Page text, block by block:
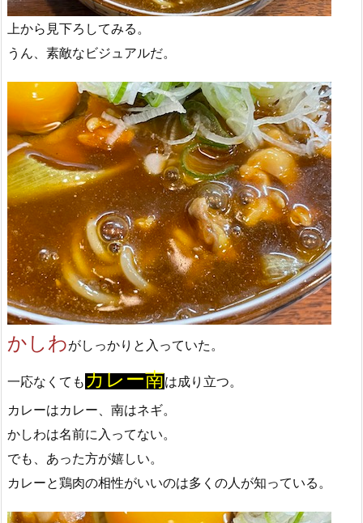
上から見下ろしてみる。
うん、素敵なビジュアルだ。
かしわがしっかりと入っていた。
一応なくてもカレー南は成り立つ。
カレーはカレー、南はネギ。
かしわは名前に入ってない。
でも、あった方が嬉しい。
カレーと鶏肉の相性がいいのは多くの人が知っている。